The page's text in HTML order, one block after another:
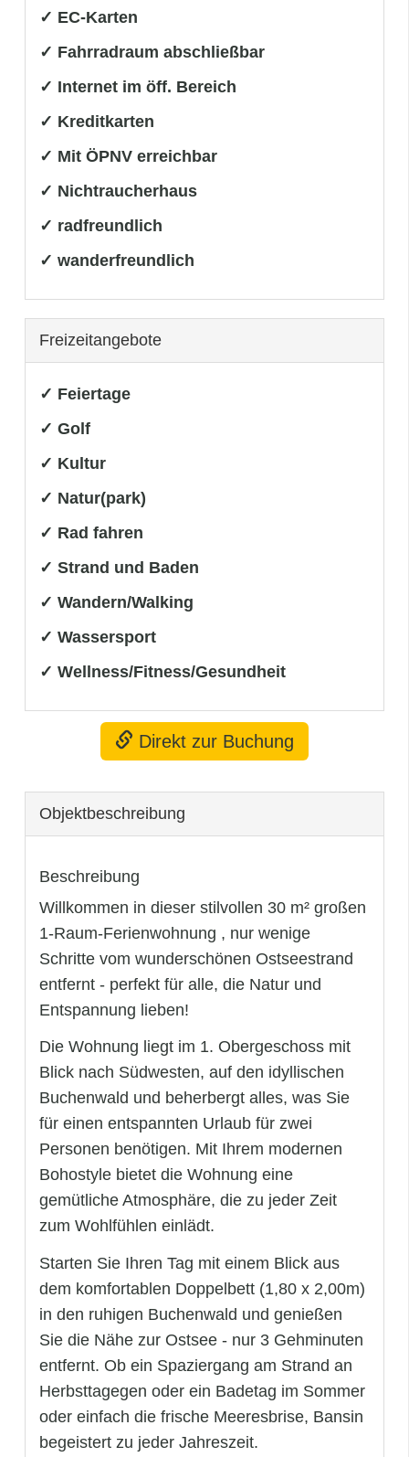
✓ EC-Karten
✓ Fahrradraum abschließbar
✓ Internet im öff. Bereich
✓ Kreditkarten
✓ Mit ÖPNV erreichbar
✓ Nichtraucherhaus
✓ radfreundlich
✓ wanderfreundlich
Freizeitangebote
✓ Feiertage
✓ Golf
✓ Kultur
✓ Natur(park)
✓ Rad fahren
✓ Strand und Baden
✓ Wandern/Walking
✓ Wassersport
✓ Wellness/Fitness/Gesundheit
Direkt zur Buchung
Objekt­beschreibung
Beschreibung
Willkommen in dieser stilvollen 30 m² großen
1-Raum-Ferienwohnung , nur wenige
Schritte vom wunderschönen Ostseestrand
entfernt - perfekt für alle, die Natur und
Entspannung lieben!
Die Wohnung liegt im 1. Obergeschoss mit
Blick nach Südwesten, auf den idyllischen
Buchenwald und beherbergt alles, was Sie
für einen entspannten Urlaub für zwei
Personen benötigen. Mit Ihrem modernen
Bohostyle bietet die Wohnung eine
gemütliche Atmosphäre, die zu jeder Zeit
zum Wohlfühlen einlädt.
Starten Sie Ihren Tag mit einem Blick aus
dem komfortablen Doppelbett (1,80 x 2,00m)
in den ruhigen Buchenwald und genießen
Sie die Nähe zur Ostsee - nur 3 Gehminuten
entfernt. Ob ein Spaziergang am Strand an
Herbsttagegen oder ein Badetag im Sommer
oder einfach die frische Meeresbrise, Bansin
begeistert zu jeder Jahreszeit.